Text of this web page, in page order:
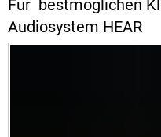
Für bestmöglichen
Audiosystem HEAR